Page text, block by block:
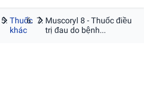
Thuốc
khác
Muscoryl 8 - Thuốc điều
trị đau do bệnh...